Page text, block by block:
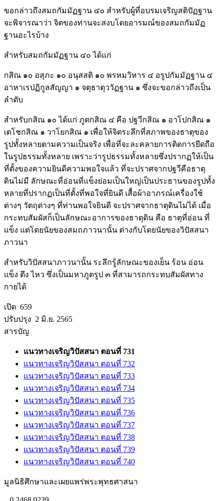
ขอกล่าวถึงสมถกัมมัฏฐาน ๔๐ สำหรับผู้ที่อบรมเจริญสติปัฏฐาน
จะพิจารณาว่า จิตของท่านจะสงบโดยอารมณ์ของสมถกัมมัฏ
ฐานอะไรบ้าง
สำหรับสมถกัมมัฏฐาน ๔๐ ได้แก่
กสิณ ๑๐ อสุภะ ๑๐ อนุสสติ ๑๐ พรหมวิหาร ๔ อรูปกัมมัฏฐาน ๔
อาหาเรปฏิกูลสัญญา ๑ จตุธาตุววัฏฐาน ๑ ซึ่งจะขอกล่าวถึงเป็น
ลำดับ
สำหรับกสิณ ๑๐ ได้แก่ ภูตกสิณ ๔ คือ ปฐวีกสิณ ๑ อาโปกสิณ ๑
เตโชกสิณ ๑ วาโยกสิณ ๑ เพื่อให้จิตระลึกที่สภาพของธาตุของ
รูปทั้งหลายตามความเป็นจริง เพื่อที่จะละคลายการติดการยึดถือ
ในรูปธรรมทั้งหลาย เพราะว่ารูปธรรมทั้งหลายซึ่งปรากฏให้เป็น
ที่ตั้งของความยินดีความพอใจแล้ว ที่จะปราศจากปฐวีคือธาตุ
ดินไม่มี ลักษณะที่อ่อนที่แข็งย่อมเป็นใหญ่เป็นประธานของรูปทั้ง
หลายที่ปรากฏเป็นที่ตั้งที่พอใจที่ยินดี เสื้อผ้าอาภรณ์เครื่องใช้
ต่างๆ วัตถุต่างๆ ที่ท่านพอใจยินดี จะปราศจากธาตุดินไม่ได้ เมื่อ
กระทบสัมผัสก็เป็นลักษณะอาการของธาตุดิน คือ ธาตุที่อ่อน ที่
แข็ง แต่โดยนัยของสมถภาวนานั้น ต่างกับโดยนัยของวิปัสสนา
ภาวนา
สำหรับวิปัสสนาภาวนานั้น ระลึกรู้ลักษณะของเย็น ร้อน อ่อน
แข็ง ตึง ไหว ซึ่งเป็นมหาภูตรูป ๓ ที่สามารถกระทบสัมผัสทาง
กายได้
เปิด 659
ปรับปรุง 2 มิ.ย. 2565
สารบัญ
แนวทางเจริญวิปัสสนา ตอนที่ 731
แนวทางเจริญวิปัสสนา ตอนที่ 732
แนวทางเจริญวิปัสสนา ตอนที่ 733
แนวทางเจริญวิปัสสนา ตอนที่ 734
แนวทางเจริญวิปัสสนา ตอนที่ 735
แนวทางเจริญวิปัสสนา ตอนที่ 736
แนวทางเจริญวิปัสสนา ตอนที่ 737
แนวทางเจริญวิปัสสนา ตอนที่ 738
แนวทางเจริญวิปัสสนา ตอนที่ 739
แนวทางเจริญวิปัสสนา ตอนที่ 740
มูลนิธิศึกษาและเผยแพร่พระพุทธศาสนา